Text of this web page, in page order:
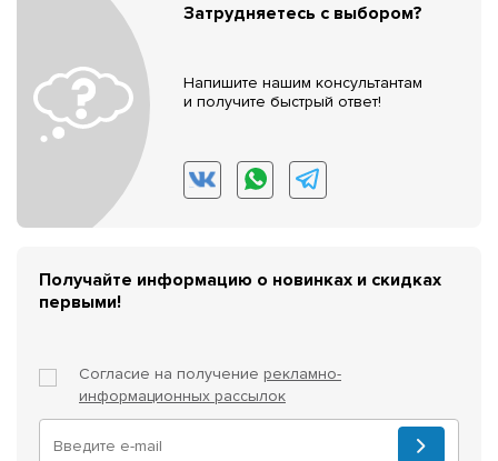
Затрудняетесь с выбором?
Напишите нашим консультантам
и получите быстрый ответ!
Получайте информацию о новинках и скидках
первыми!
Согласие на получение рекламно-
информационных рассылок